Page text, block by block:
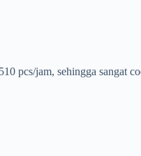
pcs/jam, sehingga sangat